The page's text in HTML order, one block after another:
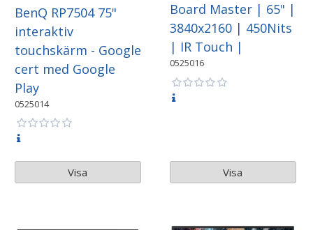
BenQ RP7504 75"
interaktiv
touchskärm - Google
cert med Google
Play
0525014
Visa
Board Master | 65" |
3840x2160 | 450Nits
| IR Touch |
0525016
Visa